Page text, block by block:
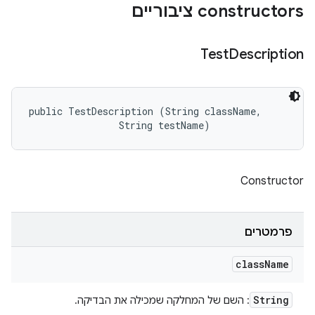
‫constructors ציבוריים
TestDescription
public TestDescription (String className,
                String testName)
Constructor
פרמטרים
className
String : השם של המחלקה שמכילה את הבדיקה.